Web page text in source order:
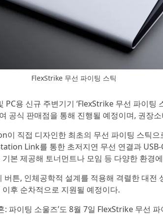
FlexStrike 무선 파이팅 스틱
PC용 신규 주변기기 ‘FlexStrike 무선 파이팅
공식 판매점을 통해 진행될 예정이며, 권장
직접 디자인한 최초의 무선 파이팅 스틱
Link를 통한 초저지연 무선 연결과
본 제공해 토너먼트나 모임 등 다양한 환경
튼, 인체공학적 설계를 적용해 격렬한 대전
후 순차적으로 지원될 예정이다.
: 파이팅 소울즈’도 8월 7일 FlexStrike 무선